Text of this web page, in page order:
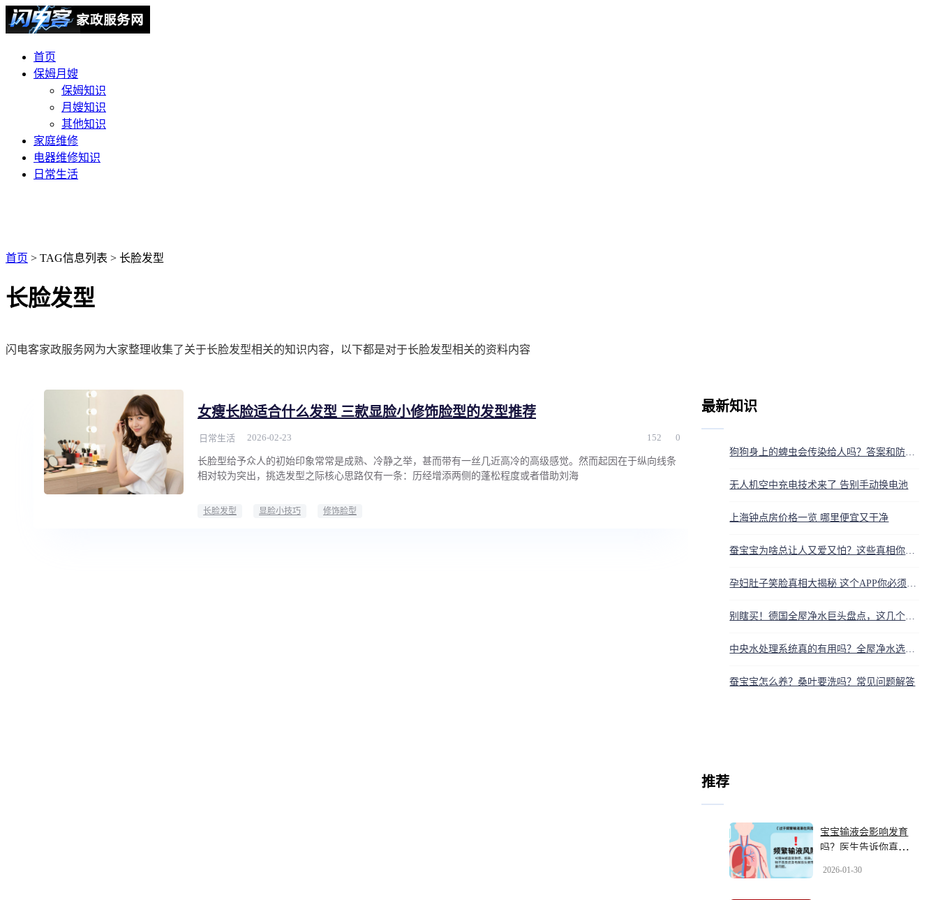
首页
保姆月嫂
保姆知识
月嫂知识
其他知识
家庭维修
电器维修知识
日常生活
首页 > TAG信息列表 > 长脸发型
长脸发型
闪电客家政服务网为大家整理收集了关于长脸发型相关的知识内容，以下都是对于长脸发型相关的资料内容
女瘦长脸适合什么发型 三款显脸小修饰脸型的发型推荐
日常生活 2026-02-23 152 0
长脸型给予众人的初始印象常常是成熟、冷静之举，甚而带有一丝几近高冷的高级感觉。然而起因在于纵向线条
相对较为突出，挑选发型之际核心思路仅有一条：历经增添两侧的蓬松程度或者借助刘海
长脸发型 显脸小技巧 修饰脸型
最新知识
狗狗身上的蜱虫会传染给人吗？答案和防护方法都在这
无人机空中充电技术来了 告别手动换电池
上海钟点房价格一览 哪里便宜又干净
蚕宝宝为啥总让人又爱又怕？这些真相你得知道
孕妇肚子笑脸真相大揭秘 这个APP你必须知道
别瞎买！德国全屋净水巨头盘点，这几个近百年老牌闭眼入都不亏
中央水处理系统真的有用吗？全屋净水选购安装指南
蚕宝宝怎么养？桑叶要洗吗？常见问题解答
推荐
宝宝输液会影响发育
吗？医生告诉你真相和
2026-01-30